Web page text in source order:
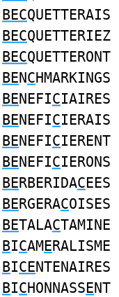
BECQUETTERAIS
BECQUETTERIEZ
BECQUETTERONT
BENCHMARKINGS
BENEFICIAIRES
BENEFICIERAIS
BENEFICIERENT
BENEFICIERONS
BERBERIDACEES
BERGERACOISES
BETALACTAMINE
BICAMERALISME
BICENTENAIRES
BICHONNASSENT